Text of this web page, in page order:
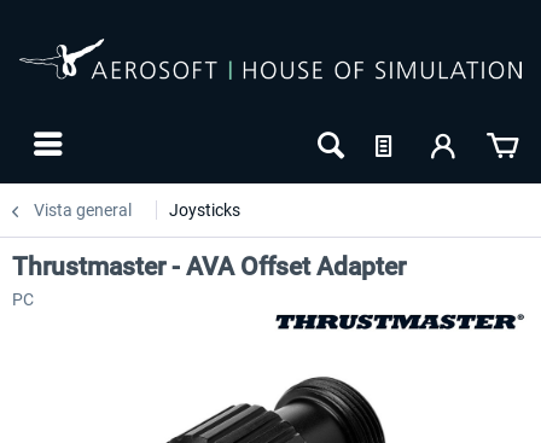
Vista general Joysticks
Thrustmaster - AVA Offset Adapter
PC